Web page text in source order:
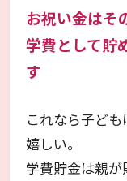
お祝い金はそ
学費として貯
す
これなら子ど
嬉しい。
学費貯金は親